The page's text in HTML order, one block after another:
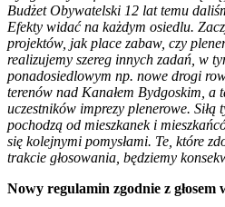
Budżet Obywatelski 12 lat temu
Efekty widać na każdym osiedlu.
projektów, jak place zabaw, czy
realizujemy szereg innych zadań, w
ponadosiedlowym np. nowe drogi
terenów nad Kanałem Bydgoskim, a
uczestników imprezy plenerowe. Siłą
pochodzą od mieszkanek i
się kolejnymi pomysłami. Te, które
trakcie głosowania, będziemy
Nowy regulamin zgodnie z głosem